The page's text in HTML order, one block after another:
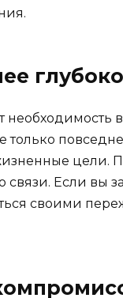
необходимость
только
цели.
Если вы
своими